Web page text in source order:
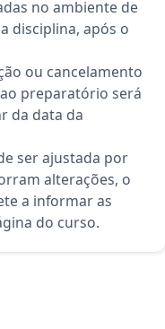
no ambiente de
disciplina, após o
ou cancelamento
preparatório será
da data da
ser ajustada por
alterações, o
a informar as
do curso.